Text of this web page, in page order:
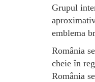
Grupul
emblema
România
cheie în
România